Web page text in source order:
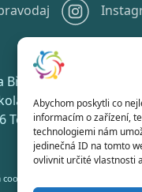
Abychom poskytli co
informacím o zařízení,
technologiemi nám
jedinečná ID na tomto
ovlivnit určité vlastnosti
Březiny
Telč